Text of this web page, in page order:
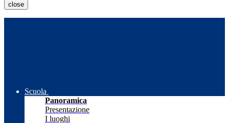
close
Scuola
Panoramica
Presentazione
I luoghi